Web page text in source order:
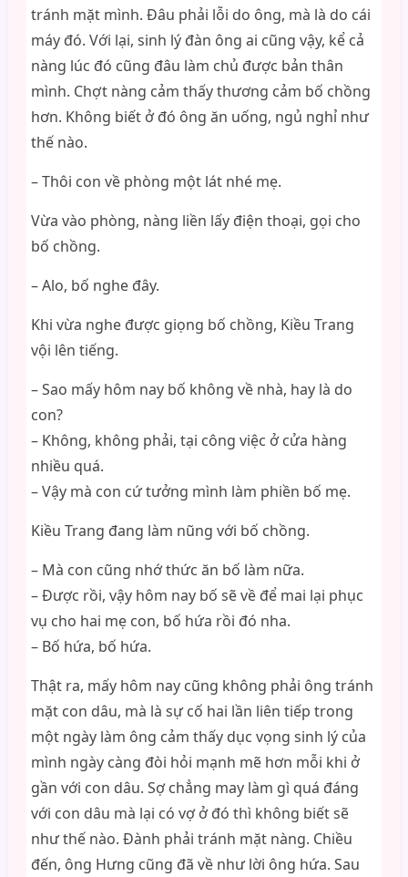
tránh mặt mình. Đâu phải lỗi do ông, mà là do cái
máy đó. Với lại, sinh lý đàn ông ai cũng vậy, kể cả
nàng lúc đó cũng đâu làm chủ được bản thân
mình. Chợt nàng cảm thấy thương cảm bố chồng
hơn. Không biết ở đó ông ăn uống, ngủ nghỉ như
thế nào.
– Thôi con về phòng một lát nhé mẹ.
Vừa vào phòng, nàng liền lấy điện thoại, gọi cho
bố chồng.
– Alo, bố nghe đây.
Khi vừa nghe được giọng bố chồng, Kiều Trang
vội lên tiếng.
– Sao mấy hôm nay bố không về nhà, hay là do
con?
– Không, không phải, tại công việc ở cửa hàng
nhiều quá.
– Vậy mà con cứ tưởng mình làm phiền bố mẹ.
Kiều Trang đang làm nũng với bố chồng.
– Mà con cũng nhớ thức ăn bố làm nữa.
– Được rồi, vậy hôm nay bố sẽ về để mai lại phục
vụ cho hai mẹ con, bố hứa rồi đó nha.
– Bố hứa, bố hứa.
Thật ra, mấy hôm nay cũng không phải ông tránh
mặt con dâu, mà là sự cố hai lần liên tiếp trong
một ngày làm ông cảm thấy dục vọng sinh lý của
mình ngày càng đòi hỏi mạnh mẽ hơn mỗi khi ở
gần với con dâu. Sợ chẳng may làm gì quá đáng
với con dâu mà lại có vợ ở đó thì không biết sẽ
như thế nào. Đành phải tránh mặt nàng. Chiều
đến, ông Hưng cũng đã về như lời ông hứa. Sau